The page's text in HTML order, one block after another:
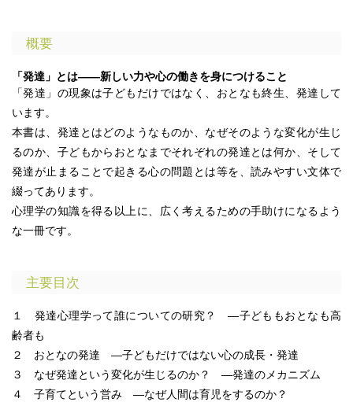
概要
「発達」とは――新しい力や心の働きを身につけること
「発達」の現象は子どもだけではなく、おとなも終生、発達して
います。
本書は、発達とはどのようなものか、なぜそのような変化が生じ
るのか、子どもからおとなまでそれぞれの発達とは何か、そして
発達が止まることで起きる心の問題とは等を、読みやすい文体で
綴ってあります。
心理学の知識を得る以上に、広く考えるための手助けになるよう
な一冊です。
主要目次
１ 発達心理学って誰についての研究？ ―子どももおとなも高
齢者も
２ おとなの発達 —子どもだけではない心の成長・発達
３ なぜ発達という変化が生じるのか？ ―発達のメカニズム
４ 子育てという営み ―なぜ人間は育児をするのか？